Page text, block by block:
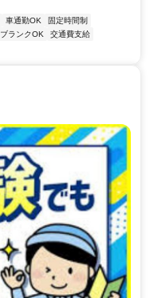
車通勤OK
固定時間制
ブランクOK
交通費支給